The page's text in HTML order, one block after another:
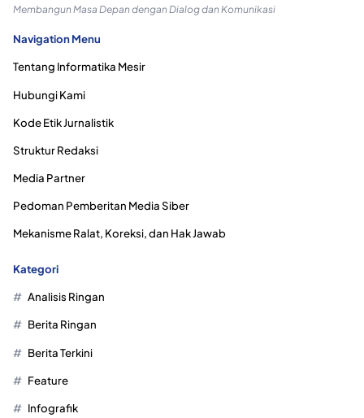
Membangun Masa Depan dengan Dialog dan Komunikasi
Navigation Menu
Tentang Informatika Mesir
Hubungi Kami
Kode Etik Jurnalistik
Struktur Redaksi
Media Partner
Pedoman Pemberitan Media Siber
Mekanisme Ralat, Koreksi, dan Hak Jawab
Kategori
Analisis Ringan
Berita Ringan
Berita Terkini
Feature
Infografik